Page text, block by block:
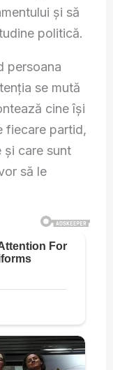
și să
politică.
persoana
se mută
cine își
fiecare partid,
și care sunt
să le